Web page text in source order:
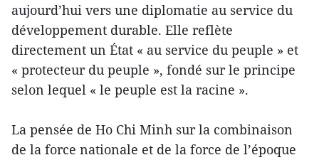
aujourd’hui vers une diplomatie au service du
développement durable. Elle reflète
directement un État « au service du peuple » et
« protecteur du peuple », fondé sur le principe
selon lequel « le peuple est la racine ».
La pensée de Ho Chi Minh sur la combinaison
de la force nationale et de la force de l’époque